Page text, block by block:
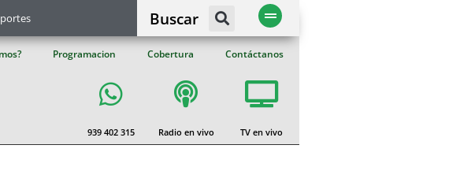
Buscar
Programacion Cobertura Contáctanos
939 402 315 Radio en vivo TV en vivo